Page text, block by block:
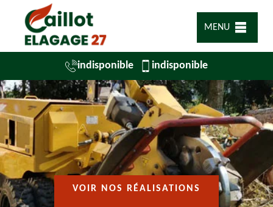
MENU
indisponible indisponible
VOIR NOS RÉALISATIONS